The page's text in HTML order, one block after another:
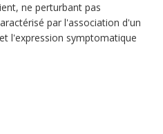
ne perturbant pas
par l'association d'un
l'expression symptomatique